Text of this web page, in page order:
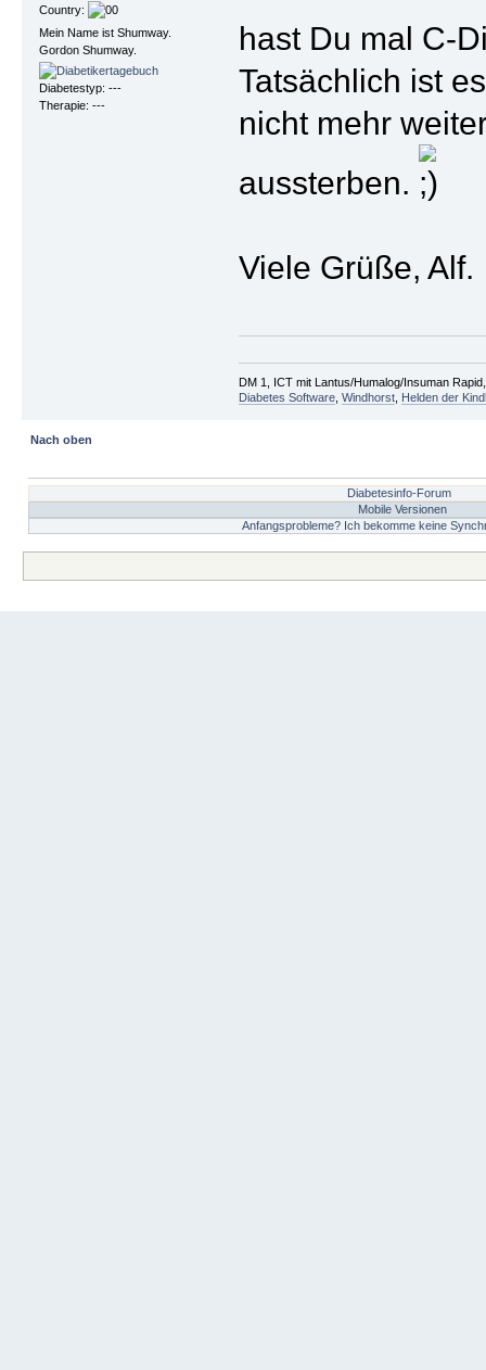
Country:
Mein Name ist Shumway.
Gordon Shumway.
Diabetestyp: ---
Therapie: ---
hast Du mal C-
Tatsächlich ist
nicht mehr
aussterben.
Viele Grüße, Alf.
DM 1, ICT mit Lantus/Humalog/Insuman
Diabetes Software, Windhorst, Helden der
Nach oben
Diabetesinfo-Forum
Mobile Versionen
Anfangsprobleme? Ich bekomme keine